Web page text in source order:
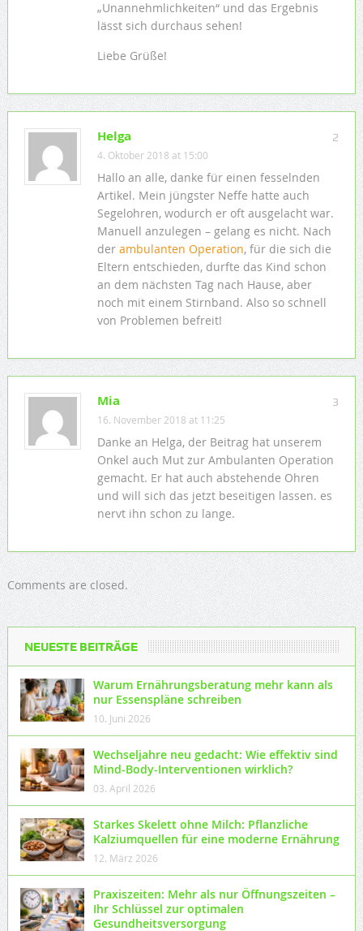
„Unannehmlichkeiten“ und das Ergebnis
lässt sich durchaus sehen!
Liebe Grüße!
2
Helga
4. Oktober 2018 at 15:00
Hallo an alle, danke für einen fesselnden
Artikel. Mein jüngster Neffe hatte auch
Segelohren, wodurch er oft ausgelacht war.
Manuell anzulegen – gelang es nicht. Nach
der ambulanten Operation, für die sich die
Eltern entschieden, durfte das Kind schon
an dem nächsten Tag nach Hause, aber
noch mit einem Stirnband. Also so schnell
von Problemen befreit!
3
Mia
16. November 2018 at 11:25
Danke an Helga, der Beitrag hat unserem
Onkel auch Mut zur Ambulanten Operation
gemacht. Er hat auch abstehende Ohren
und will sich das jetzt beseitigen lassen. es
nervt ihn schon zu lange.
Comments are closed.
NEUESTE BEITRÄGE
Warum Ernährungsberatung mehr kann als
nur Essenspläne schreiben
10. Juni 2026
Wechseljahre neu gedacht: Wie effektiv sind
Mind-Body-Interventionen wirklich?
03. April 2026
Starkes Skelett ohne Milch: Pflanzliche
Kalziumquellen für eine moderne Ernährung
12. März 2026
Praxiszeiten: Mehr als nur Öffnungszeiten –
Ihr Schlüssel zur optimalen
Gesundheitsversorgung